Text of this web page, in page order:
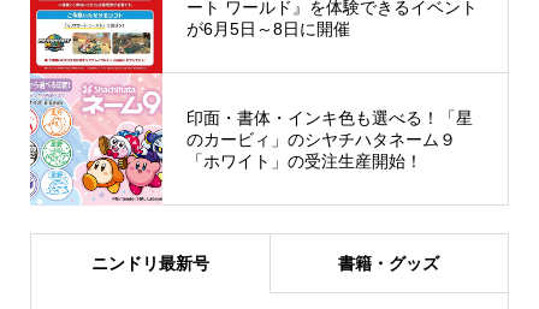
ート ワールド』を体験できるイベント
が6月5日～8日に開催
印面・書体・インキ色も選べる！「星
のカービィ」のシヤチハタネーム９
「ホワイト」の受注生産開始！
ニンドリ最新号 書籍・グッズ